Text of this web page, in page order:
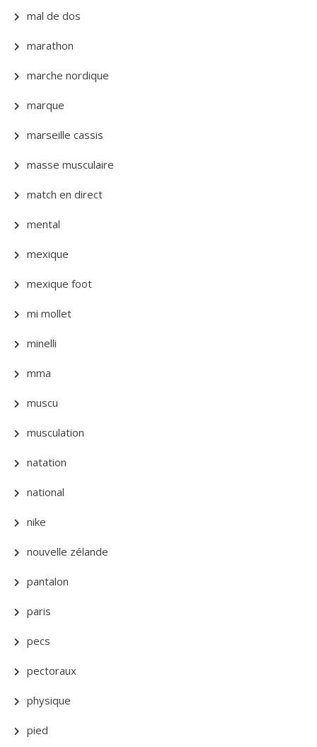
mal de dos
marathon
marche nordique
marque
marseille cassis
masse musculaire
match en direct
mental
mexique
mexique foot
mi mollet
minelli
mma
muscu
musculation
natation
national
nike
nouvelle zélande
pantalon
paris
pecs
pectoraux
physique
pied